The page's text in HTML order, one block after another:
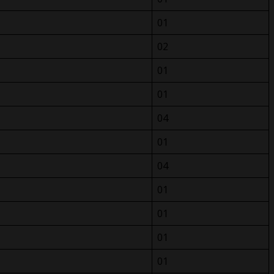
01
02
01
01
04
01
04
01
01
01
01